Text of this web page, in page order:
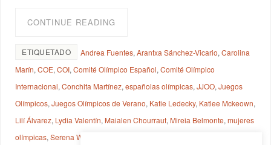
CONTINUE READING
ETIQUETADO Andrea Fuentes,Arantxa Sánchez-Vicario,Carolina
Marín,COE,COI,Comité Olímpico Español,Comité Olímpico
Internacional,Conchita Martínez,españolas olímpicas,JJOO,Juegos
Olímpicos,Juegos Olímpicos de Verano, Katie Ledecky, Katlee Mckeown,
Lilí Álvarez, Lydia Valentín, Maialen Chourraut, Mireia Belmonte,mujeres
olímpicas,Serena Wiliams